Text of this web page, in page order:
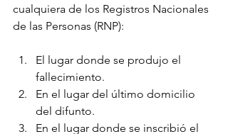
cualquiera de los Registros Nacionales
de las Personas (RNP):
El lugar donde se produjo el
fallecimiento.
En el lugar del último domicilio
del difunto.
En el lugar donde se inscribió el